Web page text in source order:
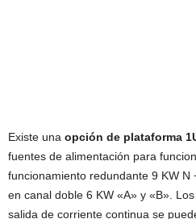
Existe una opción de plataforma
fuentes de alimentación para
funcionamiento redundante 9 KW N
en canal doble 6 KW «A» y «B».
salida de corriente continua se